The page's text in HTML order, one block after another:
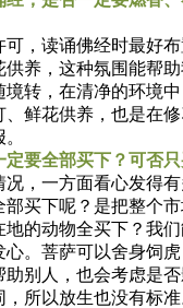
，读诵佛经时最好布
供养，这种氛围能帮
境转，在清净的环境
鲜花供养，也是在
定要全部买下？可否
，一方面看心发得有
部买下呢？是把整个
地的动物全买下？我
。菩萨可以舍身饲虎
助别人，也会考虑是
，所以放生也没有标